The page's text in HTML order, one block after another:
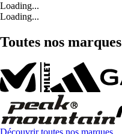
Loading...
Loading...
Toutes nos marques
Découvrir toutes nos marques